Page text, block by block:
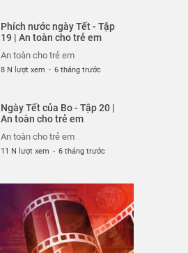
An toàn cho trẻ em
toàn cho trẻ em
An toàn cho trẻ em
An toàn cho trẻ em
25 N lượt xem - 4 năm trước
Một mình "du ngoạn"
Phích nước ngày Tết - Tập
19 | An toàn cho trẻ em
An toàn cho trẻ em
8 N lượt xem - 6 tháng trước
Ngày Tết của Bo - Tập 20 |
An toàn cho trẻ em
An toàn cho trẻ em
11 N lượt xem - 6 tháng trước